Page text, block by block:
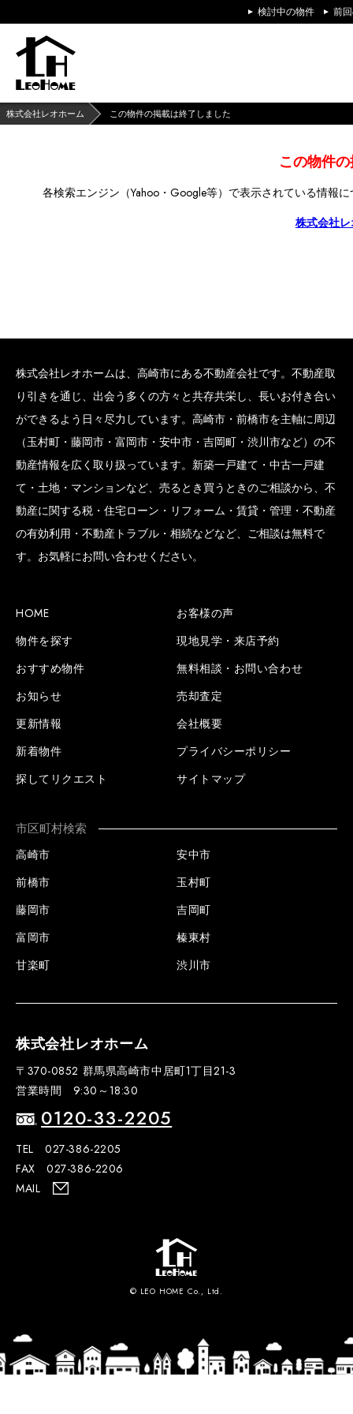
検討中の物件 前
株式会社レオホーム この物件の掲載は終了しました
この物件
各検索エンジン（Yahoo・Google等）で表示されている情報
株式会社
株式会社レオホームは、高崎市にある不動産会社です。不動産取
り引きを通じ、出会う多くの方々と共存共栄し、長いお付き合い
ができるよう日々尽力しています。高崎市・前橋市を主軸に周辺
（玉村町・藤岡市・富岡市・安中市・吉岡町・渋川市など）の不
動産情報を広く取り扱っています。新築一戸建て・中古一戸建
て・土地・マンションなど、売るとき買うときのご相談から、不
動産に関する税・住宅ローン・リフォーム・賃貸・管理・不動産
の有効利用・不動産トラブル・相続などなど、ご相談は無料で
す。お気軽にお問い合わせください。
HOME
物件を探す
おすすめ物件
お知らせ
更新情報
新着物件
探してリクエスト
お客様の声
現地見学・来店予約
無料相談・お問い合わせ
売却査定
会社概要
プライバシーポリシー
サイトマップ
市区町村検索
高崎市
前橋市
藤岡市
富岡市
甘楽町
安中市
玉村町
吉岡町
榛東村
渋川市
株式会社レオホーム
〒370-0852 群馬県高崎市中居町1丁目21-3
営業時間 9:30～18:30
0120-33-2205
TEL 027-386-2205
FAX 027-386-2206
MAIL
© LEO HOME Co., Ltd.